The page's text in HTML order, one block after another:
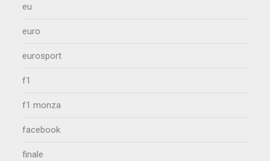
eu
euro
eurosport
f1
f1 monza
facebook
finale